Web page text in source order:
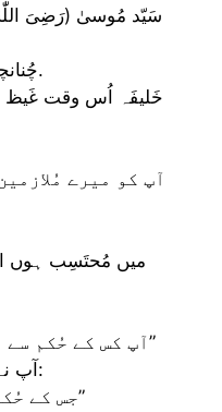
چُنانچہ آپ کو دَربار میں پیش کیا گیا.
خَلیفَہ اُس وقت غَیظ
”آپ کس کے حُکم سے مُحتَسِب مُقَرَّر کئے گئے ہیں؟”
آپ نے رُعب دَار لہجَہ میں جواب دیا:
”جس کے حُکم سے تم حُکومَت کر رہے ہو۔”